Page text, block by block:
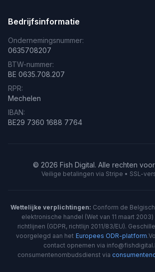
Bedrijfsinformatie
Ondernemingsnummer:
0635708207
BTW-nummer:
BE 0635.708.207
RPR:
Mechelen
IBAN:
BE29 7360 1688 7764
© 2026 Fish Digital. Alle rechten
Veilige betalingen via Stripe • SSL-
Wettelijke verplichtingen: Conform de
elektronische handel (Wet van 11 maart
richtlijnen (GDPR, richtlijn 2011/83/EU).
voorgelegd aan het Europees ODR-platform.
contact opnemen via
consumentenombudsdienst via